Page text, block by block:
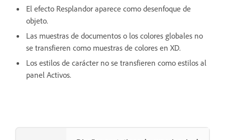
El efecto Resplandor aparece como desenfoque de
objeto.
Las muestras de documentos o los colores globales no
se transfieren como muestras de colores en XD.
Los estilos de carácter no se transfieren como estilos al
panel Activos.